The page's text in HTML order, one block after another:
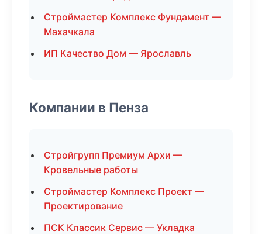
Строймастер Комплекс Фундамент —
Махачкала
ИП Качество Дом — Ярославль
Компании в Пенза
Стройгрупп Премиум Архи —
Кровельные работы
Строймастер Комплекс Проект —
Проектирование
ПСК Классик Сервис — Укладка